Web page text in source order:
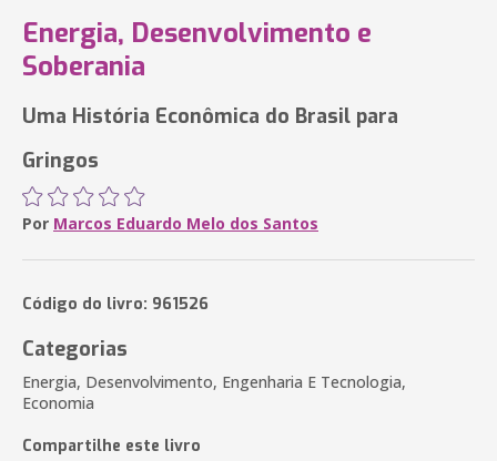
Energia, Desenvolvimento e
Soberania
Uma História Econômica do Brasil para
Gringos
Por Marcos Eduardo Melo dos Santos
Código do livro: 961526
Categorias
Energia, Desenvolvimento, Engenharia E Tecnologia,
Economia
Compartilhe este livro